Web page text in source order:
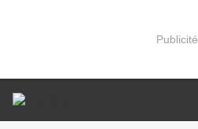
Publicité